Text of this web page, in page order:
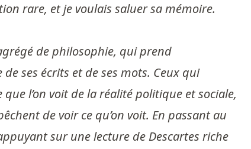
rare, et je voulais saluer sa mémoire.
de philosophie, qui prend
ses écrits et de ses mots. Ceux qui
l’on voit de la réalité politique et sociale,
de voir ce qu’on voit. En passant au
sur une lecture de Descartes riche